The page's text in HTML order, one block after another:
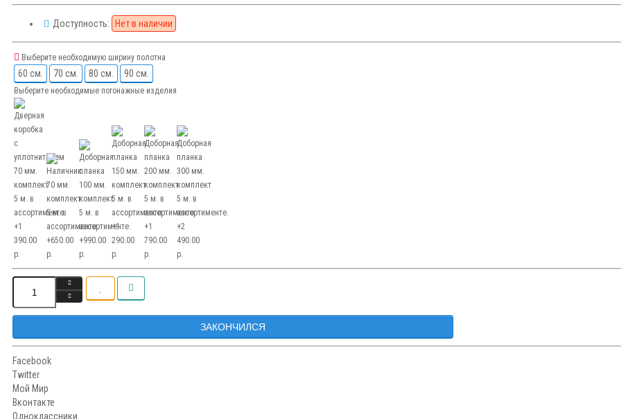
Доступность: Нет в наличии
Выберите необходимую ширину полотна
60 см. 70 см. 80 см. 90 см.
Выберите необходимые погонажные изделия
ЗАКОНЧИЛСЯ
Facebook
Twitter
Мой Мир
Вконтакте
Одноклассники